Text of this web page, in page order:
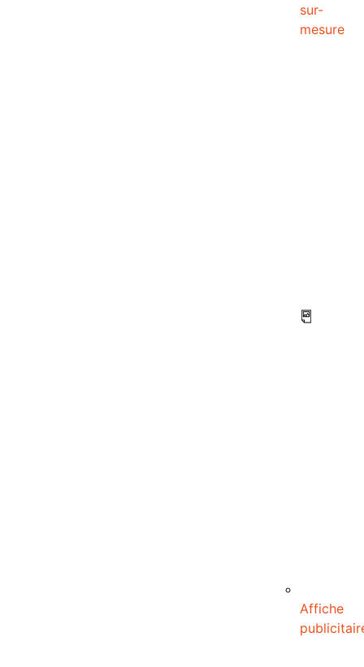
sur-
mesure
Affiche